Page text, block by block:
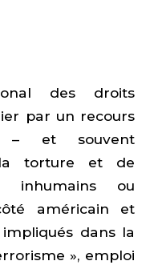
des droits
par un recours
– et souvent
torture et de
inhumains ou
américain et
dans la
», emploi